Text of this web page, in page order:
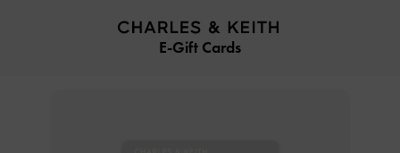
E-Gift Cards